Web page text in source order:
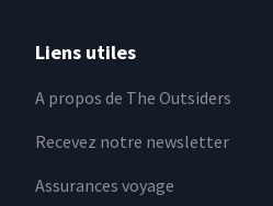
Liens utiles
A propos de The Outsiders
Recevez notre newsletter
Assurances voyage